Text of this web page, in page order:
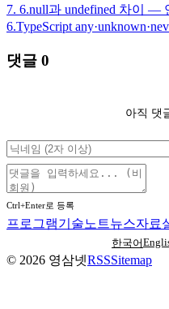
7. 6.null과 undefined 차이 —
6.TypeScript
댓글 0
아직 댓
Ctrl+Enter로 등록
프로그램기술노트뉴스자료
한국어
© 2026 영삼넷RSSSitemap